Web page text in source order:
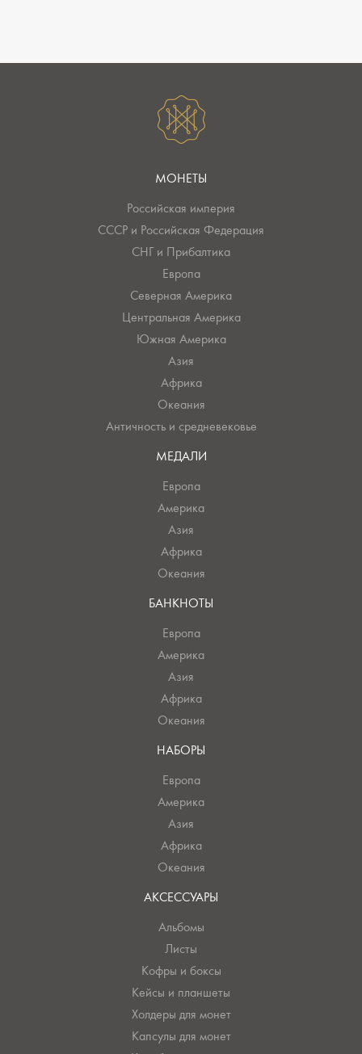
МОНЕТЫ
Российская империя
СССР и Российская Федерация
СНГ и Прибалтика
Европа
Северная Америка
Центральная Америка
Южная Америка
Азия
Африка
Океания
Античность и средневековье
МЕДАЛИ
Европа
Америка
Азия
Африка
Океания
БАНКНОТЫ
Европа
Америка
Азия
Африка
Океания
НАБОРЫ
Европа
Америка
Азия
Африка
Океания
АКСЕССУАРЫ
Альбомы
Листы
Кофры и боксы
Кейсы и планшеты
Холдеры для монет
Капсулы для монет